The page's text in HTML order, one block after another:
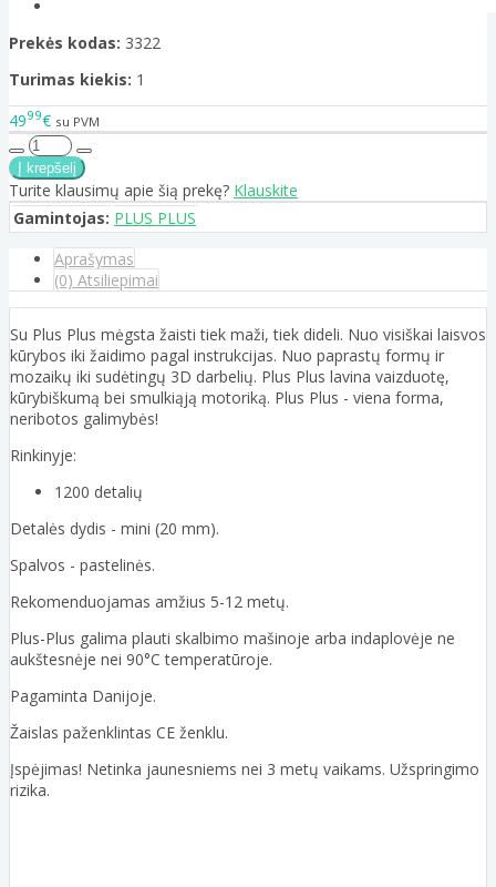
Prekės kodas: 3322
Turimas kiekis: 1
4999€ su PVM
Turite klausimų apie šią prekę? Klauskite
Gamintojas: PLUS PLUS
Aprašymas
(0) Atsiliepimai
Su Plus Plus mėgsta žaisti tiek maži, tiek dideli. Nuo visiškai laisvos
kūrybos iki žaidimo pagal instrukcijas. Nuo paprastų formų ir
mozaikų iki sudėtingų 3D darbelių. Plus Plus lavina vaizduotę,
kūrybiškumą bei smulkiąją motoriką. Plus Plus - viena forma,
neribotos galimybės!
Rinkinyje:
1200 detalių
Detalės dydis - mini (20 mm).
Spalvos - pastelinės.
Rekomenduojamas amžius 5-12 metų.
Plus-Plus galima plauti skalbimo mašinoje arba indaplovėje ne
aukštesnėje nei 90°C temperatūroje.
Pagaminta Danijoje.
Žaislas paženklintas CE ženklu.
Įspėjimas! Netinka jaunesniems nei 3 metų vaikams. Užspringimo
rizika.